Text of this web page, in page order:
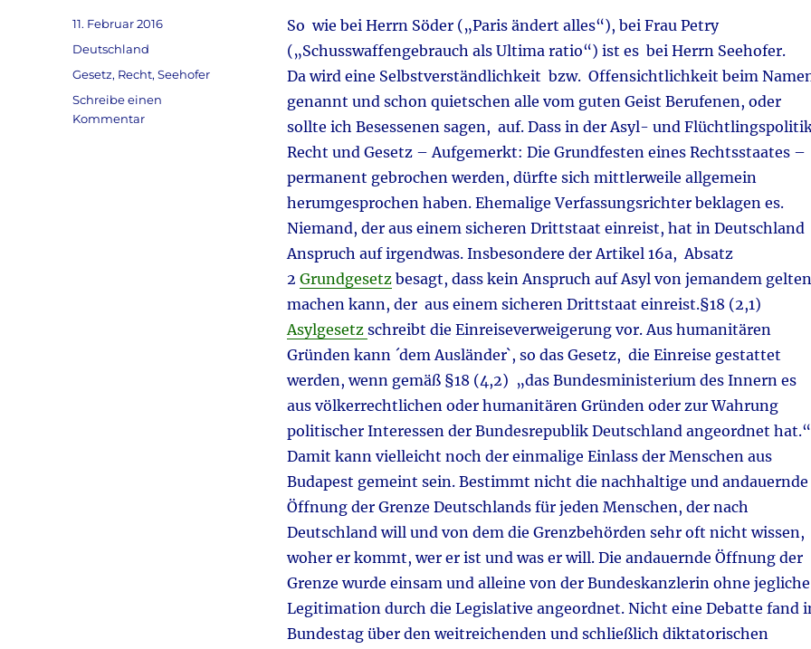
So wie bei Herrn Söder („Paris ändert alles“), bei Frau Petry
(„Schusswaffengebrauch als Ultima ratio“) ist es bei Herrn Seehofer.
Da wird eine Selbstverständlichkeit bzw. Offensichtlichkeit beim
genannt und schon quietschen alle vom guten Geist Berufenen, oder
sollte ich Besessenen sagen, auf. Dass in der Asyl- und
Recht und Gesetz – Aufgemerkt: Die Grundfesten eines Rechtsstaates –
permanent gebrochen werden, dürfte sich mittlerweile allgemein
herumgesprochen haben. Ehemalige Verfassungsrichter beklagen es.
Niemand, der aus einem sicheren Drittstaat einreist, hat in Deutschland
Anspruch auf irgendwas. Insbesondere der Artikel 16a, Absatz
2 Grundgesetzbesagt, dass kein Anspruch auf Asyl von jemandem
machen kann, der aus einem sicheren Drittstaat einreist.§18 (2,1)
Asylgesetz schreibt die Einreiseverweigerung vor. Aus humanitären
Gründen kann ´dem Ausländer`, so das Gesetz, die Einreise gestattet
werden, wenn gemäß §18 (4,2) „das Bundesministerium des Innern es
aus völkerrechtlichen oder humanitären Gründen oder zur Wahrung
politischer Interessen der Bundesrepublik Deutschland angeordnet hat.“
Damit kann vielleicht noch der einmalige Einlass der Menschen aus
Budapest gemeint sein. Bestimmt nicht die nachhaltige und andauernde
Öffnung der Grenze Deutschlands für jeden Menschen, der nach
Deutschland will und von dem die Grenzbehörden sehr oft nicht wissen,
woher er kommt, wer er ist und was er will. Die andauernde Öffnung der
Grenze wurde einsam und alleine von der Bundeskanzlerin ohne jegliche
Legitimation durch die Legislative angeordnet. Nicht eine Debatte fand
Bundestag über den weitreichenden und schließlich diktatorischen
Veröffentlicht
am
11. Februar 2016
Kategorien
Deutschland
Schlagwörter
Gesetz, Recht,Seehofer
Schreibe einen
Kommentarzu